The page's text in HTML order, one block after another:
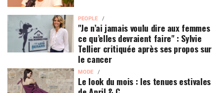
PEOPLE
"Je n’ai jamais voulu dire aux femmes
ce qu’elles devraient faire" : Sylvie
Tellier critiquée après ses propos sur
le cancer
MODE
Le look du mois : les tenues estivales